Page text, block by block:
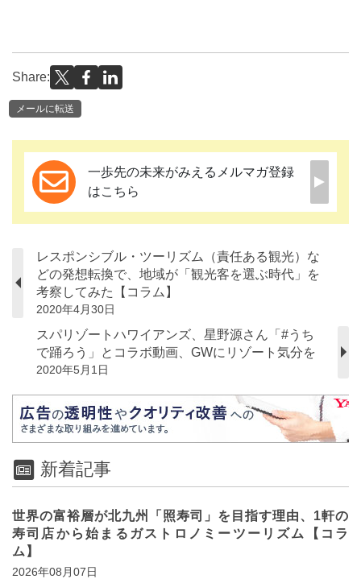
Share:
メールに転送
一歩先の未来がみえるメルマガ登録
はこちら
レスポンシブル・ツーリズム（責任ある観光）な
どの発想転換で、地域が「観光客を選ぶ時代」を
考察してみた【コラム】
2020年4月30日
スパリゾートハワイアンズ、星野源さん「#うち
で踊ろう」とコラボ動画、GWにリゾート気分を
2020年5月1日
新着記事
世界の富裕層が北九州「照寿司」を目指す理由、1軒の
寿司店から始まるガストロノミーツーリズム【コラ
ム】
2026年08月07日